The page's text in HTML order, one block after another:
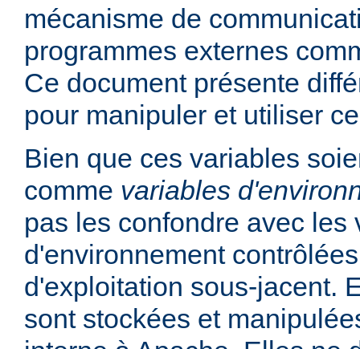
mécanisme de
programmes externes
Ce document présente
pour manipuler et utiliser
Bien que ces variables
comme variables
pas les confondre avec les
d'environnement
d'exploitation sous-jacent.
sont stockées et